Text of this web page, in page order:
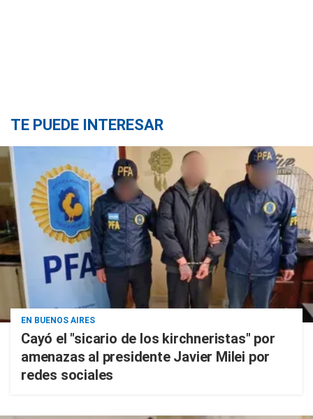
TE PUEDE INTERESAR
EN BUENOS AIRES
Cayó el "sicario de los kirchneristas" por
amenazas al presidente Javier Milei por
redes sociales